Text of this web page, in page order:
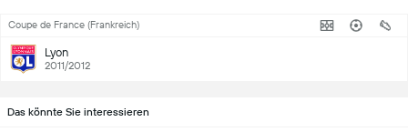
Coupe de France (Frankreich)
Lyon
2011/2012
Das könnte Sie interessieren